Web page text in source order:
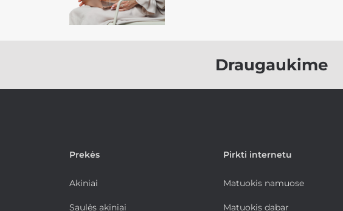
Draugaukime
Prekės
Akiniai
Saulės akiniai
Pirkti internetu
Matuokis namuose
Matuokis dabar